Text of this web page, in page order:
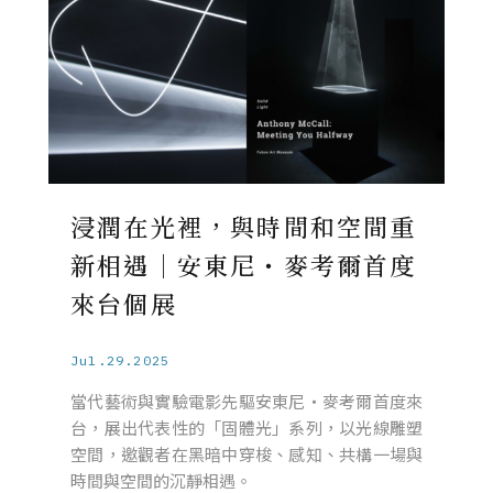
浸潤在光裡，與時間和空間重
新相遇｜安東尼・麥考爾首度
來台個展
Jul.29.2025
當代藝術與實驗電影先驅安東尼・麥考爾首度來
台，展出代表性的「固體光」系列，以光線雕塑
空間，邀觀者在黑暗中穿梭、感知、共構一場與
時間與空間的沉靜相遇。